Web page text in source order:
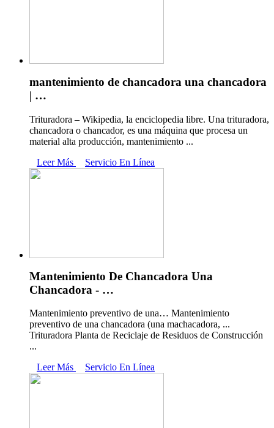
mantenimiento de chancadora una chancadora
| …
Trituradora – Wikipedia, la enciclopedia libre. Una trituradora,
chancadora o chancador, es una máquina que procesa un
material alta producción, mantenimiento ...
Leer Más
Servicio En Línea
Mantenimiento De Chancadora Una
Chancadora - …
Mantenimiento preventivo de una… Mantenimiento
preventivo de una chancadora (una machacadora, ...
Trituradora Planta de Reciclaje de Residuos de Construcción
...
Leer Más
Servicio En Línea